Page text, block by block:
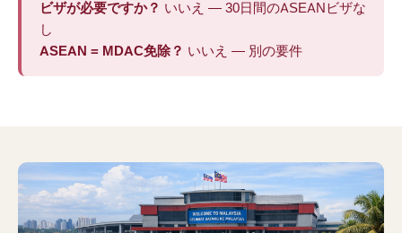
ビザが必要ですか？ いいえ — 30日間のASEANビザな
し
ASEAN = MDAC免除？ いいえ — 別の要件